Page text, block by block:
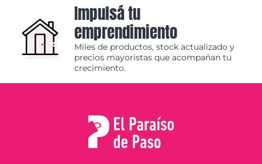
Impulsá tu
emprendimiento
Miles de productos, stock actualizado y
precios mayoristas que acompañan tu
crecimiento.